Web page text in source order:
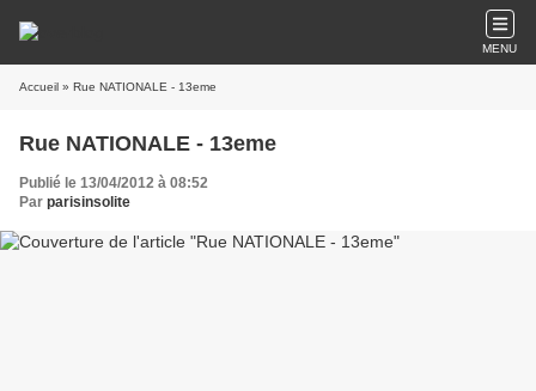
MENU
Accueil » Rue NATIONALE - 13eme
Rue NATIONALE - 13eme
Publié le 13/04/2012 à 08:52
Par parisinsolite